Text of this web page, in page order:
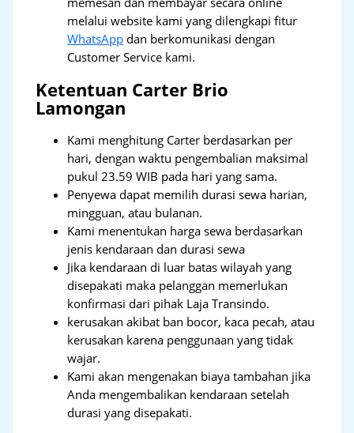
melalui website kami yang dilengkapi fitur
WhatsApp dan berkomunikasi dengan
Customer Service kami.
Ketentuan Carter Brio
Lamongan
Kami menghitung Carter berdasarkan per
hari, dengan waktu pengembalian maksimal
pukul 23.59 WIB pada hari yang sama.
Penyewa dapat memilih durasi sewa harian,
mingguan, atau bulanan.
Kami menentukan harga sewa berdasarkan
jenis kendaraan dan durasi sewa
Jika kendaraan di luar batas wilayah yang
disepakati maka pelanggan memerlukan
konfirmasi dari pihak Laja Transindo.
kerusakan akibat ban bocor, kaca pecah, atau
kerusakan karena penggunaan yang tidak
wajar.
Kami akan mengenakan biaya tambahan jika
Anda mengembalikan kendaraan setelah
durasi yang disepakati.